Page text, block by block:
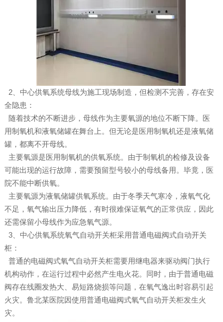
2、中心供氧系统母线为施工现场制造，但检测不完善，存在安
全隐患：
随着技术的不断进步，母线作为主要氧源的地位不断下降。医
用制氧机和液氧储罐在舞台上。但无论是医用制氧机还是液氧储
罐，都离不开母线。
主要氧源是医用制氧机的供氧系统。由于制氧机的检修及设备
可能出现的运行故障，需要预留型号较小的母线备用。毕竟，医
院不能中断供氧。
主要氧源为液氧储罐供氧系统。由于冬季天气寒冷，液氧气化
不足，氧气输出压力降低，有时很难保证氧气的正常供应，因此
还需保留小母线作为应急氧气源。
3、中心供氧系统氧气自动开关柜采用普通电磁阀式自动开关
柜：
普通的电磁阀式氧气自动开关柜需要用继电器来驱动阀门执行
机构动作，在运行过程中必然产生电火花。同时，由于普通电磁
阀存在线圈发热大、易短路烧损等问题，在氧气逸出时容易引起
火灾。鲁北某医院因使用普通电磁阀式氧气自动开关柜发生火
灾。